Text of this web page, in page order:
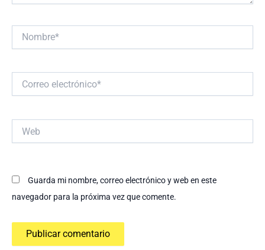
electrónico*
Guarda mi nombre, correo electrónico y web en este
navegador para la próxima vez que comente.